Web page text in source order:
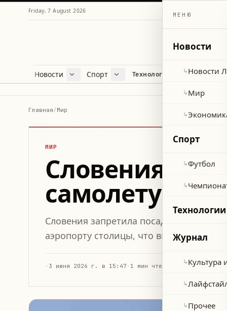
Friday, 7 August 2026
Новости
Новости ЛиванаСпорт
Футбол
Технологии и наука
Главная/Мир
МИР
Словения
самолету в
Словения запретила посадку
аэропорту столицы, что вынудило
· 3 июня 2026 г. в 15:47 · 1 мин чтения
МЕНЮ
Новости
↳Новости
↳Мир
↳
Спорт
↳Футбол
↳
Технологии
Журнал
↳Культура
↳
↳Прочее